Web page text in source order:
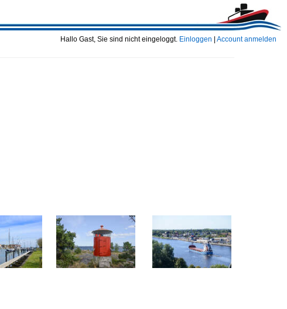
Hallo Gast, Sie sind nicht eingeloggt. Einloggen Account anmelden